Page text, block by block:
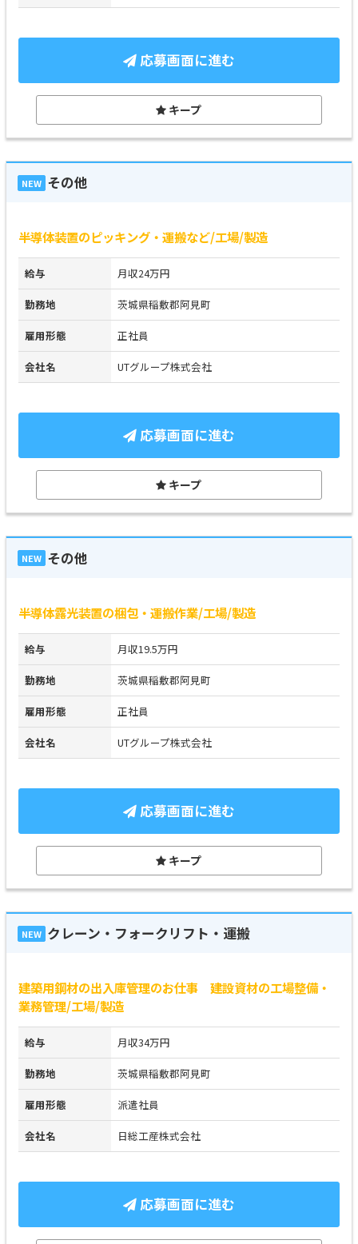
応募画面に進む
キープ
NEW その他
半導体装置のピッキング・運搬など/工場/製造
給与 月収24万円
勤務地 茨城県稲敷郡阿見町
雇用形態 正社員
会社名 UTグループ株式会社
応募画面に進む
キープ
NEW その他
半導体露光装置の梱包・運搬作業/工場/製造
給与 月収19.5万円
勤務地 茨城県稲敷郡阿見町
雇用形態 正社員
会社名 UTグループ株式会社
応募画面に進む
キープ
NEW クレーン・フォークリフト・運搬
建築用鋼材の出入庫管理のお仕事 建設資材の工場整備・
業務管理/工場/製造
給与 月収34万円
勤務地 茨城県稲敷郡阿見町
雇用形態 派遣社員
会社名 日総工産株式会社
応募画面に進む